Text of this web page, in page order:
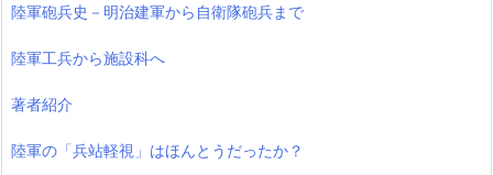
陸軍砲兵史－明治建軍から自衛隊砲兵まで
陸軍工兵から施設科へ
著者紹介
陸軍の「兵站軽視」はほんとうだったか？